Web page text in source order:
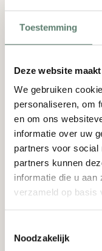
Toestemming
Deze website
We gebruiken
personaliseren, om
en om ons
informatie over uw
partners voor social
partners kunnen
informatie die u aan
verzameld op basis
Noodzakelijk